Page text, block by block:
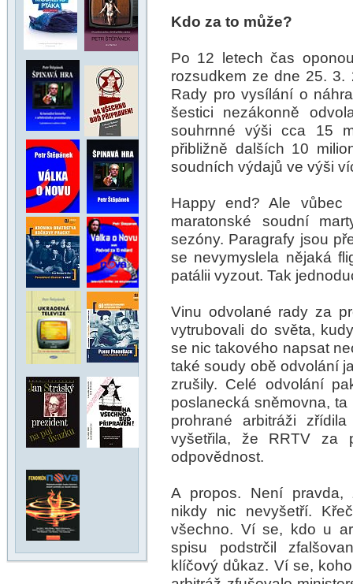
Kdo za to může?
Po 12 letech čas
rozsudkem ze dne 25.
Rady pro vysílání o
šestici nezákonně
souhrnné výši cca 15
přibližně dalších 10
soudních výdajů ve výši
Happy end? Ale
maratonské soudní
sezóny. Paragrafy jsou
se nevymyslela nějaká
patálii vyzout. Tak
Vinu odvolané rady za
vytrubovali do světa,
se nic takového napsat
také soudy obě odvolání
zrušily. Celé odvolání
poslanecká sněmovna,
prohrané arbitráži
vyšetřila, že RRTV za
odpovědnost.
A propos. Není pravda,
nikdy nic nevyšetří.
všechno. Ví se, kdo u
spisu podstrčil
klíčový důkaz. Ví se,